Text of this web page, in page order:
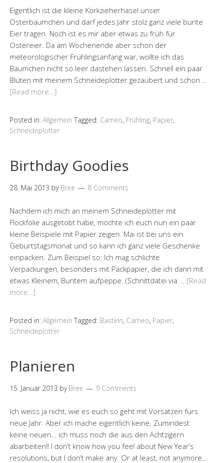
Eigentlich ist die kleine Korkzieherhasel unser
Osterbäumchen und darf jedes Jahr stolz ganz viele bunte
Eier tragen. Noch ist es mir aber etwas zu früh für
Ostereier. Da am Wochenende aber schon der
meteorologischer Frühlingsanfang war, wollte ich das
Bäumchen nicht so leer dastehen lassen. Schnell ein paar
Blüten mit meinem Schneideplotter gezaubert und schon …
[Read more…]
Posted in: Allgemein Tagged: Cameo, Frühling, Papier,
Schneideplotter
Birthday Goodies
28. Mai 2013 by Bree 8 Comments
Nachdem ich mich an meinem Schneideplotter mit
Flockfolie ausgetobt habe, möchte ich euch nun ein paar
kleine Beispiele mit Papier zeigen. Mai ist bei uns ein
Geburtstagsmonat und so kann ich ganz viele Geschenke
einpacken. Zum Beispiel so: Ich mag schlichte
Verpackungen, besonders mit Packpapier, die ich dann mit
etwas Kleinem, Buntem aufpeppe. (Schnittdatei via … [Read
more…]
Posted in: Allgemein Tagged: Basteln, Cameo, Papier,
Schneideplotter
Planieren
15. Januar 2013 by Bree 9 Comments
Ich weiss ja nicht, wie es euch so geht mit Vorsätzen fürs
neue Jahr. Aber ich mache eigentlich keine. Zumindest
keine neuen… ich muss noch die aus den Achtzigern
abarbeiten!! I don’t know how you feel about New Year’s
resolutions, but I don’t make any. Or at least, not anymore…